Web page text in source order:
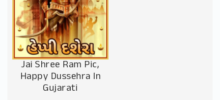
Jai Shree Ram Pic,
Happy Dussehra In
Gujarati